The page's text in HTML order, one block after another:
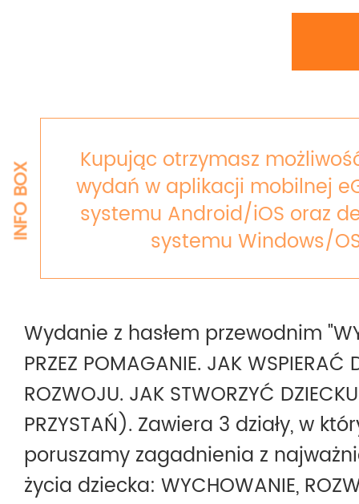
INFO BOX
Kupując otrzymasz
wydań w aplikacji mobilnej
systemu Android/iOS oraz
systemu Windows/
Wydanie z hasłem przewodnim
PRZEZ POMAGANIE. JAK WSPIERAĆ
ROZWOJU. JAK STWORZYĆ
PRZYSTAŃ). Zawiera 3 działy, w
poruszamy zagadnienia z
życia dziecka: WYCHOWANIE,